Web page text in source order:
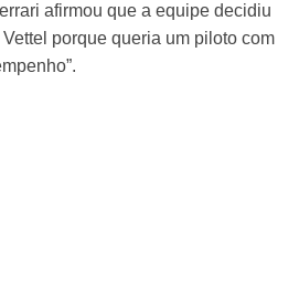
afirmou que a equipe decidiu
porque queria um piloto com